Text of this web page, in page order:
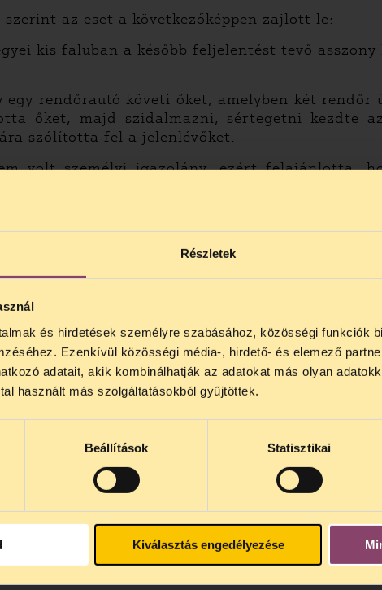
Részletek
és hirdetések személyre szabásához, közösségi funkciók
Ezenkívül közösségi média-, hirdető- és elemező
adatait, akik kombinálhatják az adatokat más olyan
használt más szolgáltatásokból gyűjtöttek.
Beállítások Statisztikai
Kiválasztás engedélyezése
az eset a következőképpen zajlott le:
kis faluban a később feljelentést tevő
egy rendőrautó követi őket, amelyben két
őket, majd szidalmazni, sértegetni kezdte
szólította fel a jelenlévőket.
volt személyi igazolány, ezért felajánlotta,
éves gyermekét. Az intézkedő rendőr erre
a rendőrautónak, majd – miután a gyermeket
megpróbált közbeavatkozni, mire a
férfinek az egyik rendőr szó nélkül kirúgta a
mindhárom megbilincselt személyt
JOGSEGÉLY SZÜNET!
Tájékoztatjuk, hogy
telefonos jogsegélyünk
24 között szünetel
. Az első telefonos jogsegély
és 15 óra között lesz
jogsegely@tasz.hu
minket.